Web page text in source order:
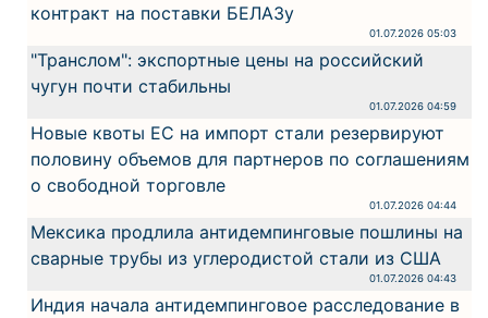
контракт на поставки БЕЛАЗу
01.07.2026 05:03
"Транслом": экспортные цены на российский
чугун почти стабильны
01.07.2026 04:59
Новые квоты ЕС на импорт стали резервируют
половину объемов для партнеров по соглашениям
о свободной торговле
01.07.2026 04:44
Мексика продлила антидемпинговые пошлины на
сварные трубы из углеродистой стали из США
01.07.2026 04:43
Индия начала антидемпинговое расследование в